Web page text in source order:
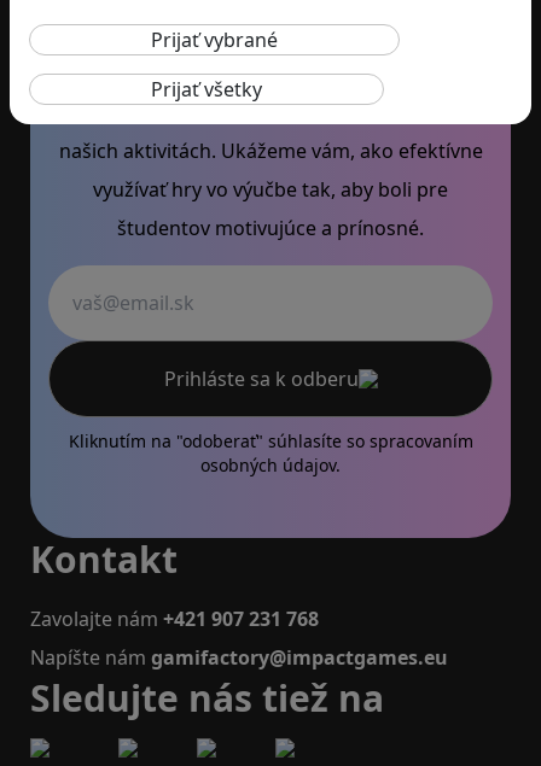
Prihláste sa k odberu nášho
newslettera
Získate prednostný prístup k informáciám o
našich aktivitách. Ukážeme vám, ako efektívne
využívať hry vo výučbe tak, aby boli pre
študentov motivujúce a prínosné.
Prihláste sa k odberu
Kliknutím na "odoberať" súhlasíte so spracovaním
osobných údajov.
Kontakt
Zavolajte nám +421 907 231 768
Napíšte nám gamifactory@impactgames.eu
Sledujte nás tiež na